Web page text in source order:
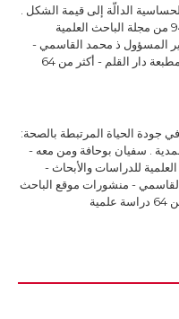
الدالّة إلى قيمة الشكل .
أ.د. محمد حجاوي - العدد 94 من مجلة الباحث العلمية
المسؤول ذ محمد القاسمي -
منشورات موقع الباحث و مطبعة دار القلم - أكثر من 64
جودة الحياة المرتبطة بالصحة:
. سفيان بوحافة ومن معه -
العلمية للدراسات والأبحاث -
- منشورات موقع الباحث